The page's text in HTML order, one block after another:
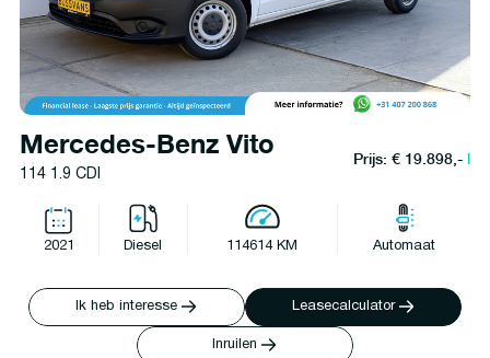
Mercedes-Benz Vito
114 1.9 CDI
Prijs: € 19.898,-l
2021 Diesel 114614 KM Automaat
Ik heb interesse Leasecalculator
Inruilen